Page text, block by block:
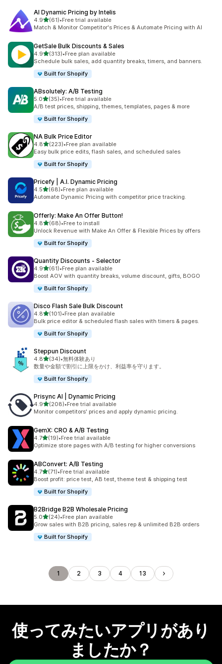
AI Dynamic Pricing by Intelis
4.95つ星中
(61)
合計レビュー数：61件
•Free trial available
Match & Monitor Competitor's Prices & Automate Pricing with AI
GetSale Bulk Discounts & Sales
4.95つ星中
(313)
合計レビュー数：313件
•Free plan available
Schedule bulk sales, add quantity breaks, timers, and banners.
Built for Shopify
ABsolutely: A/B Testing
5.05つ星中
(35)
合計レビュー数：35件
•Free trial available
A/B test prices, shipping, themes, templates, pages & more
Built for Shopify
NA Bulk Price Editor
4.85つ星中
(223)
合計レビュー数：223件
•Free plan available
Easy bulk price edits, flash sales, and scheduled sales
Built for Shopify
Pricefy | A.I. Dynamic Pricing
4.55つ星中
(68)
合計レビュー数：68件
•Free plan available
Automate Dynamic Pricing with competitor price tracking.
Offerly: Make An Offer Button!
4.85つ星中
(68)
合計レビュー数：68件
•Free to install
Unlock Revenue with Make An Offer & Flexible Prices by offers
Built for Shopify
Quantity Discounts ‑ Selector
4.95つ星中
(61)
合計レビュー数：61件
•Free plan available
Boost AOV with quantity breaks, volume discount, gifts, BOGO
Built for Shopify
Disco Flash Sale Bulk Discount
4.85つ星中
(101)
合計レビュー数：101件
•Free plan available
Bulk price editor & scheduled flash sales with timers & pages.
Built for Shopify
Steppun Discount
4.85つ星中
(34)
合計レビュー数：34件
•無料体験あり
数量や金額で割引に上限をかけ、利益率を守ります。
Built for Shopify
Prisync AI | Dynamic Pricing
4.95つ星中
(208)
合計レビュー数：208件
•Free trial available
Monitor competitors' prices and apply dynamic pricing.
GemX: CRO & A/B Testing
4.75つ星中
(19)
合計レビュー数：19件
•Free trial available
Optimize store pages with A/B testing for higher conversions
ABConvert: A/B Testing
4.75つ星中
(71)
合計レビュー数：71件
•Free trial available
Boost profit: price test, AB test, theme test & shipping test
Built for Shopify
B2Bridge B2B Wholesale Pricing
5.05つ星中
(24)
合計レビュー数：24件
•Free plan available
Grow sales with B2B pricing, sales rep & unlimited B2B orders
Built for Shopify
1 2 3 4 13
使ってみたいアプリがあり
ましたか？